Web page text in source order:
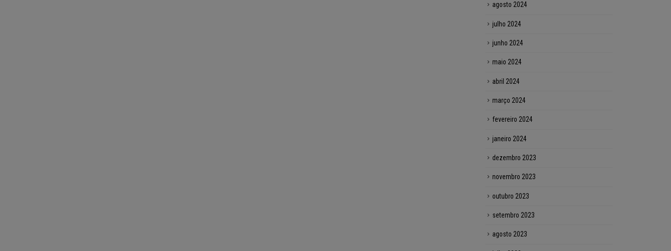
agosto 2024
julho 2024
junho 2024
maio 2024
abril 2024
março 2024
fevereiro 2024
janeiro 2024
dezembro 2023
novembro 2023
outubro 2023
setembro 2023
agosto 2023